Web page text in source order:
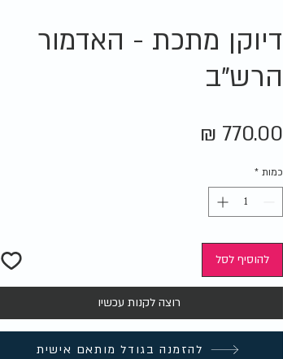
דיוקן מתכת - האדמור
הרש"ב
כמות *
להוסיף לסל
רוצה לקנות עכשיו
להזמנה בגודל מותאם אישית